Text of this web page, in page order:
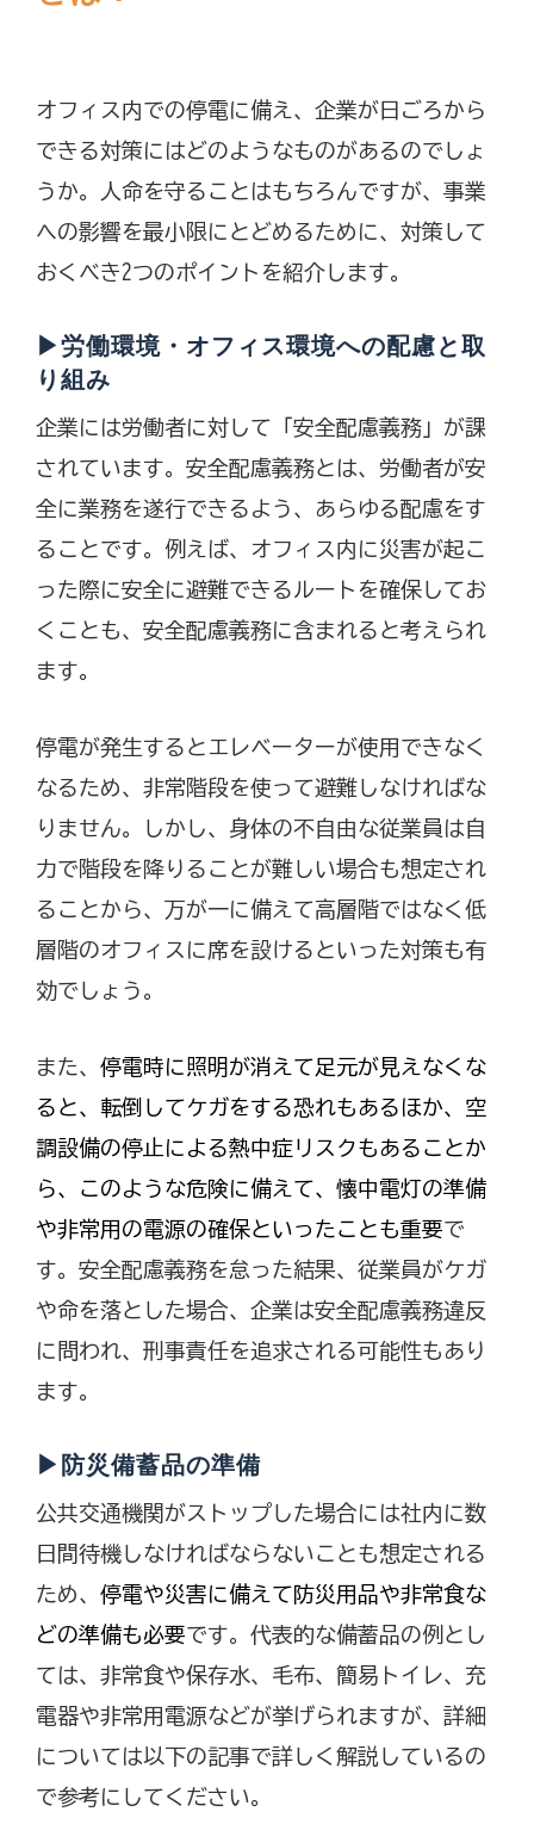
オフィス内での停電に備え、企業が日ごろから
できる対策にはどのようなものがあるのでしょ
うか。人命を守ることはもちろんですが、事業
への影響を最小限にとどめるために、対策して
おくべき2つのポイントを紹介します。
▶労働環境・オフィス環境への配慮と取
り組み
企業には労働者に対して「安全配慮義務」が課
されています。安全配慮義務とは、労働者が安
全に業務を遂行できるよう、あらゆる配慮をす
ることです。例えば、オフィス内に災害が起こ
った際に安全に避難できるルートを確保してお
くことも、安全配慮義務に含まれると考えられ
ます。
停電が発生するとエレベーターが使用できなく
なるため、非常階段を使って避難しなければな
りません。しかし、身体の不自由な従業員は自
力で階段を降りることが難しい場合も想定され
ることから、万が一に備えて高層階ではなく低
層階のオフィスに席を設けるといった対策も有
効でしょう。
また、 停電時に照明が消えて足元が見えなくな
ると、転倒してケガをする恐れもあるほか、空
調設備の停止による熱中症リスクもあることか
ら、このような危険に備えて、懐中電灯の準備
や非常用の電源の確保といったことも重要で
す。安全配慮義務を怠った結果、従業員がケガ
や命を落とした場合、企業は安全配慮義務違反
に問われ、刑事責任を追求される可能性もあり
ます。
▶防災備蓄品の準備
公共交通機関がストップした場合には社内に数
日間待機しなければならないことも想定される
ため、 停電や災害に備えて防災用品や非常食な
どの準備も必要です。代表的な備蓄品の例とし
ては、非常食や保存水、毛布、簡易トイレ、充
電器や非常用電源などが挙げられますが、詳細
については以下の記事で詳しく解説しているの
で参考にしてください。